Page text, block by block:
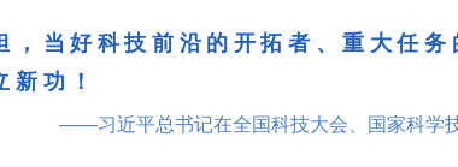
当好科技前沿的开拓者、重大任
功！
——习近平总书记在全国科技大会、国家科学